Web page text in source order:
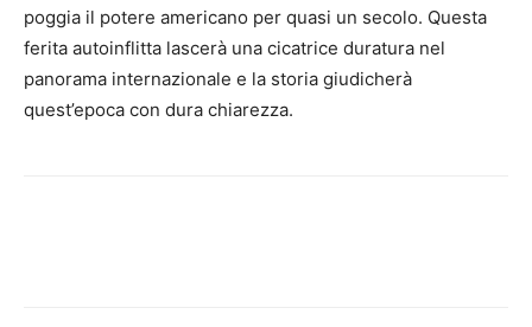
poggia il potere americano per quasi un secolo. Questa
ferita autoinflitta lascerà una cicatrice duratura nel
panorama internazionale e la storia giudicherà
quest’epoca con dura chiarezza.